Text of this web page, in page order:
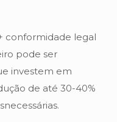
conformidade legal
pode ser
investem em
de até 30-40%